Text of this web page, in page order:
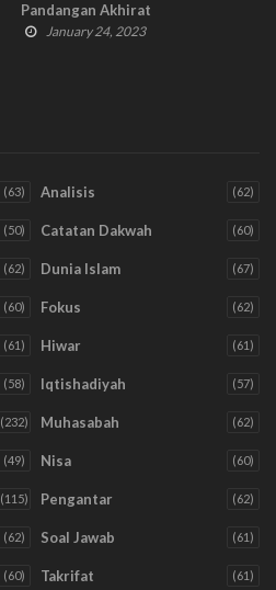
Pandangan Akhirat
January 24, 2023
(63) Analisis (62)
(50) Catatan Dakwah (60)
(62) Dunia Islam (67)
(60) Fokus (62)
(61) Hiwar (61)
(58) Iqtishadiyah (57)
(232) Muhasabah (62)
(49) Nisa (60)
(115) Pengantar (62)
(62) Soal Jawab (61)
(60) Takrifat (61)